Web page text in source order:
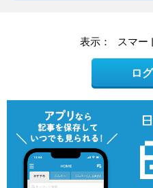
表示： スマー
ロ